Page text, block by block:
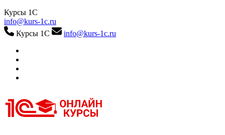
Курсы 1С
info@kurs-1c.ru
Курсы 1С
info@kurs-1c.ru